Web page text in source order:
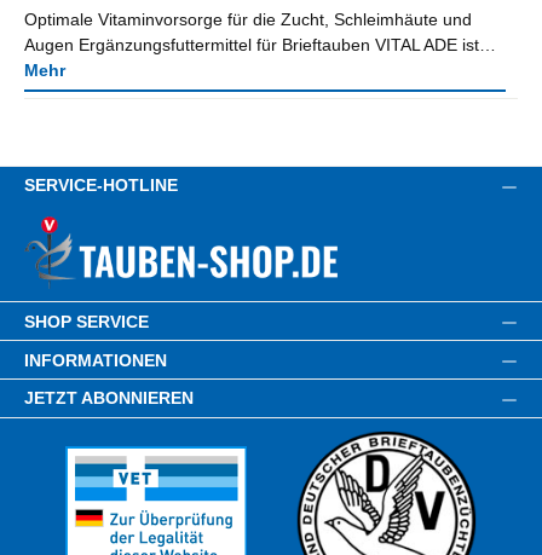
Optimale Vitaminvorsorge für die Zucht, Schleimhäute und
Augen Ergänzungsfuttermittel für Brieftauben VITAL ADE ist…
Mehr
SERVICE-HOTLINE
SHOP SERVICE
INFORMATIONEN
JETZT ABONNIEREN